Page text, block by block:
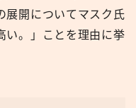
展開についてマスク氏
い。」ことを理由に挙